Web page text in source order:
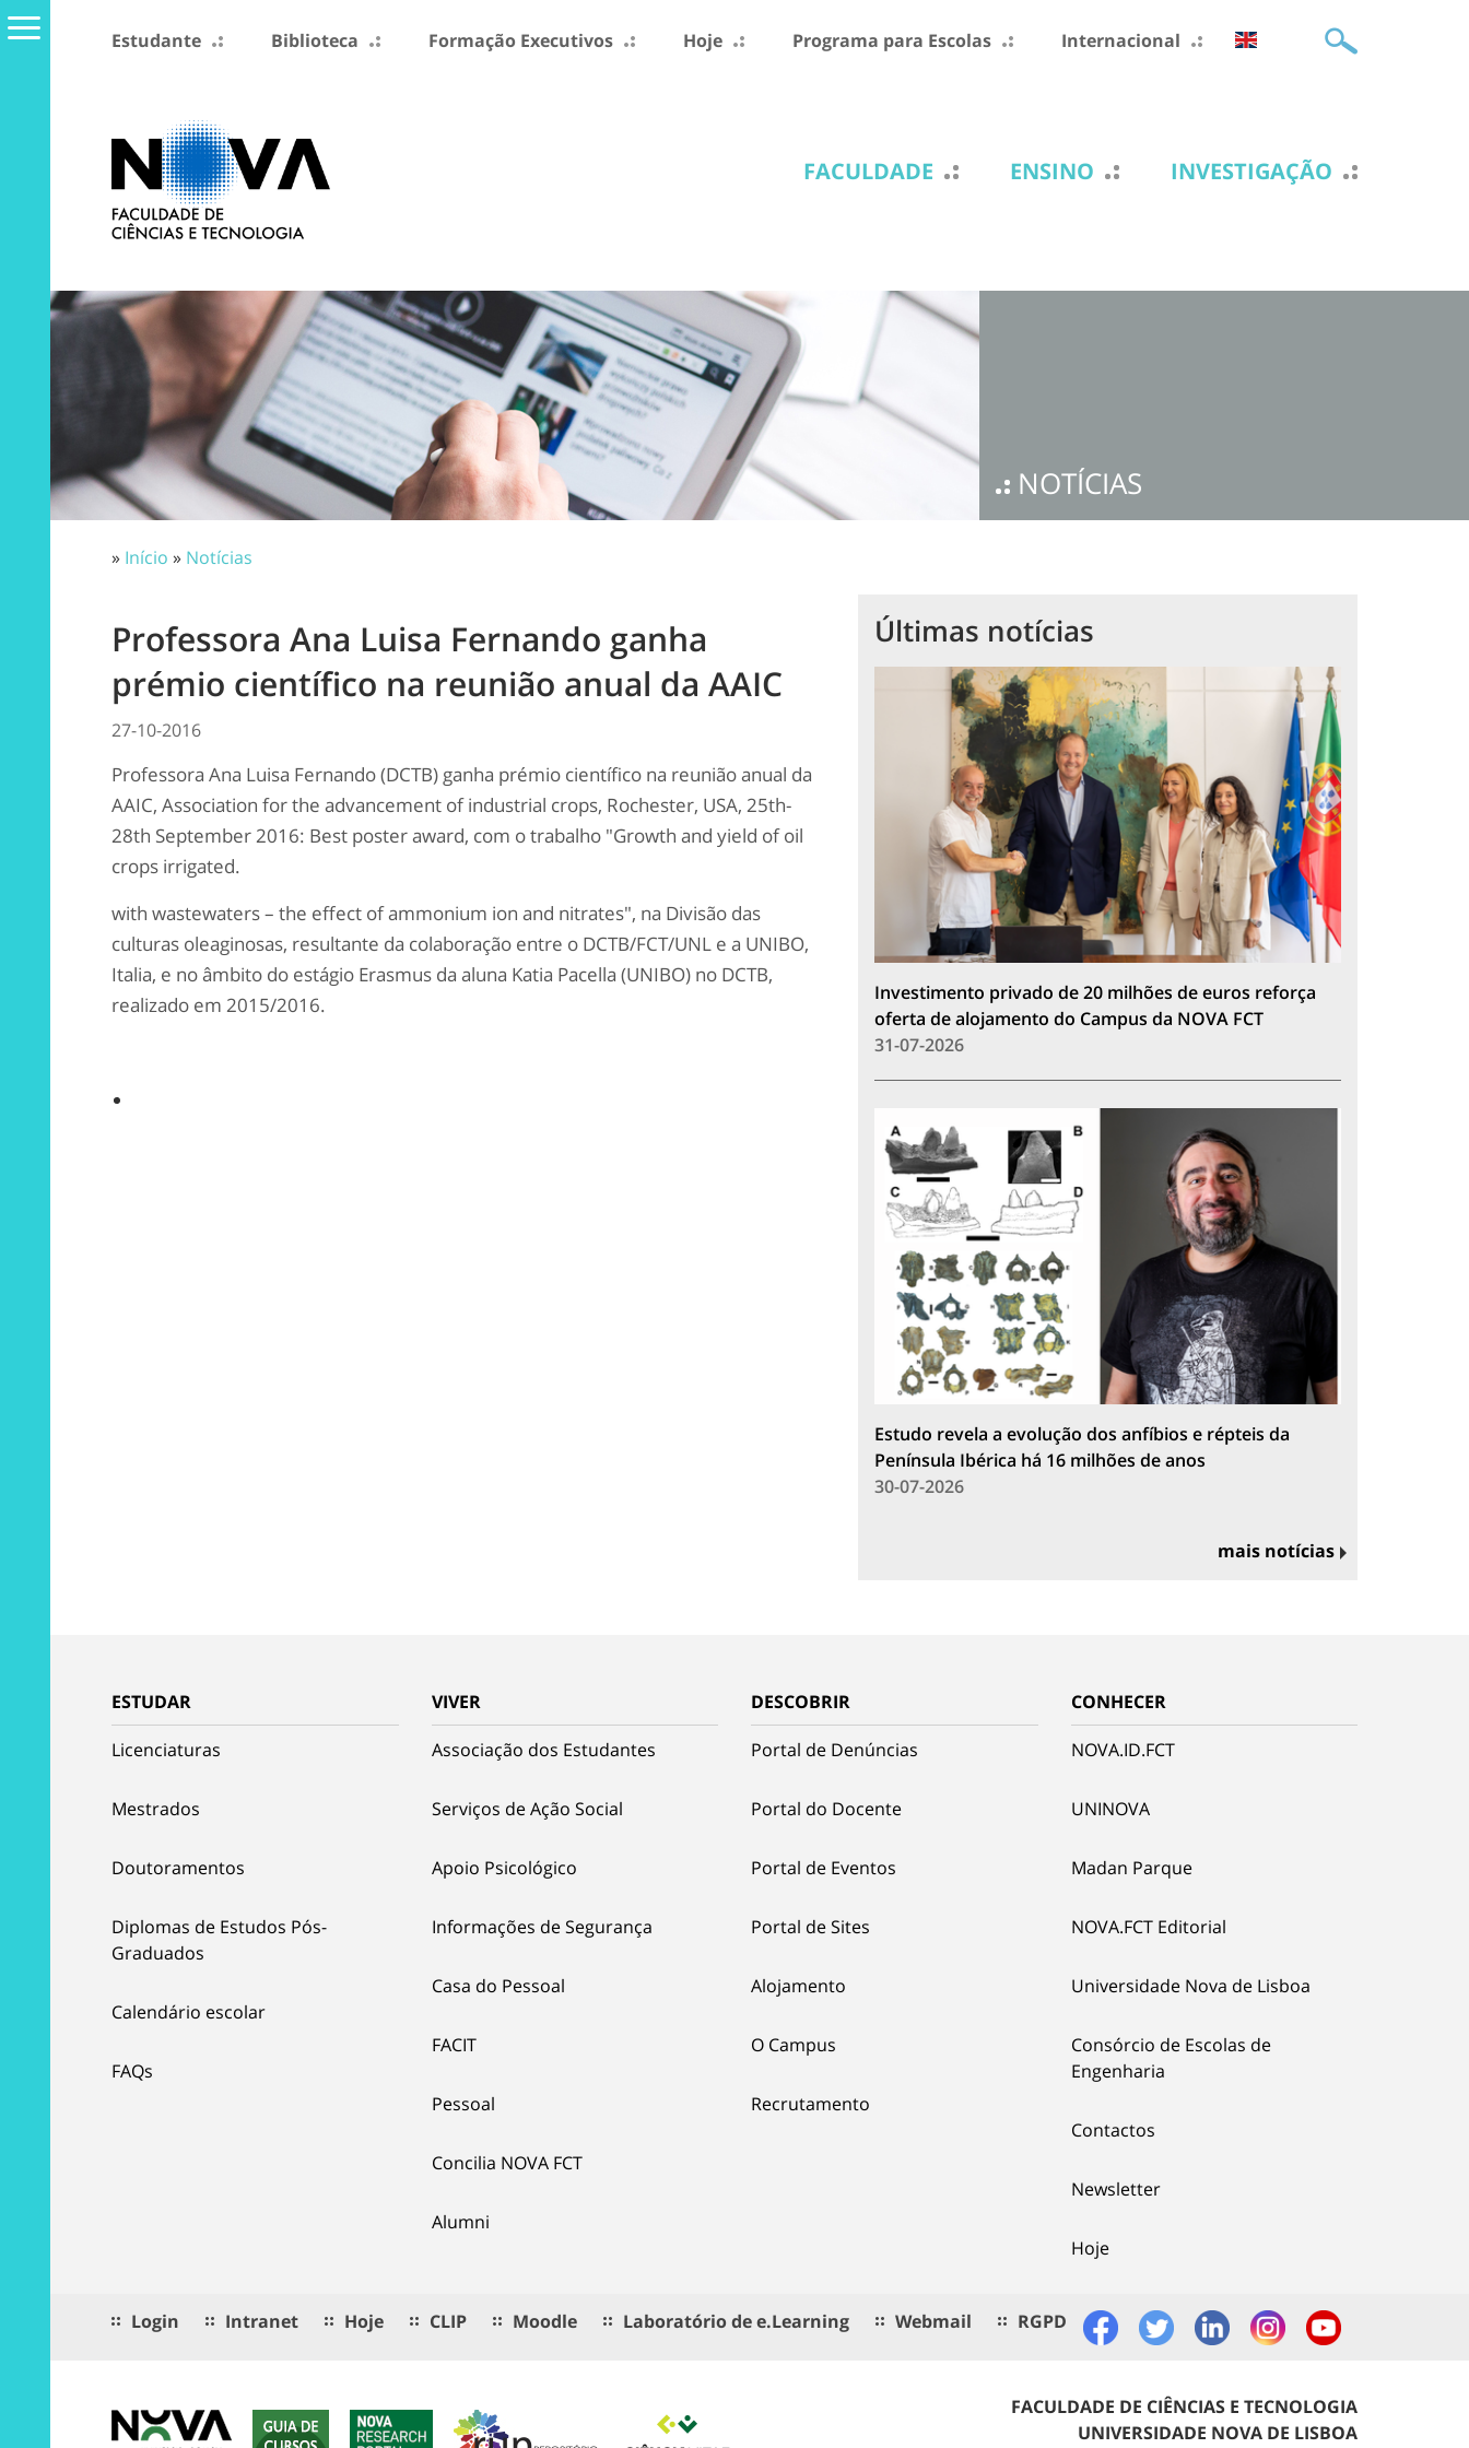
Estudante Biblioteca Formação Executivos Hoje Programa para Escolas Internacional
FACULDADE ENSINO INVESTIGAÇÃO
NOTÍCIAS
» Início » Notícias
Professora Ana Luisa Fernando ganha
prémio científico na reunião anual da AAIC
27-10-2016
Professora Ana Luisa Fernando (DCTB) ganha prémio científico na reunião anual da
AAIC, Association for the advancement of industrial crops, Rochester, USA, 25th-
28th September 2016: Best poster award, com o trabalho "Growth and yield of oil
crops irrigated.
with wastewaters – the effect of ammonium ion and nitrates", na Divisão das
culturas oleaginosas, resultante da colaboração entre o DCTB/FCT/UNL e a UNIBO,
Italia, e no âmbito do estágio Erasmus da aluna Katia Pacella (UNIBO) no DCTB,
realizado em 2015/2016.
Últimas notícias
Investimento privado de 20 milhões de euros reforça
oferta de alojamento do Campus da NOVA FCT
31-07-2026
Estudo revela a evolução dos anfíbios e répteis da
Península Ibérica há 16 milhões de anos
30-07-2026
mais notícias
ESTUDAR
Licenciaturas
Mestrados
Doutoramentos
Diplomas de Estudos Pós-
Graduados
Calendário escolar
FAQs
VIVER
Associação dos Estudantes
Serviços de Ação Social
Apoio Psicológico
Informações de Segurança
Casa do Pessoal
FACIT
Pessoal
Concilia NOVA FCT
Alumni
DESCOBRIR
Portal de Denúncias
Portal do Docente
Portal de Eventos
Portal de Sites
Alojamento
O Campus
Recrutamento
CONHECER
NOVA.ID.FCT
UNINOVA
Madan Parque
NOVA.FCT Editorial
Universidade Nova de Lisboa
Consórcio de Escolas de
Engenharia
Contactos
Newsletter
Hoje
Login Intranet Hoje CLIP Moodle Laboratório de e.Learning Webmail RGPD
FACULDADE DE CIÊNCIAS E TECNOLOGIA
UNIVERSIDADE NOVA DE LISBOA